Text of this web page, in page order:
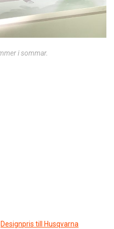
i sommar.
Designpris till Husqvarna